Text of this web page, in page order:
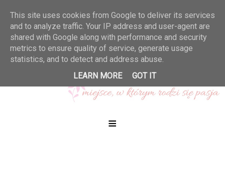
≡
This site uses cookies from Google to deliver its services
and to analyze traffic. Your IP address and user-agent are
shared with Google along with performance and security
metrics to ensure quality of service, generate usage
statistics, and to detect and address abuse.
LEARN MORE
GOT IT